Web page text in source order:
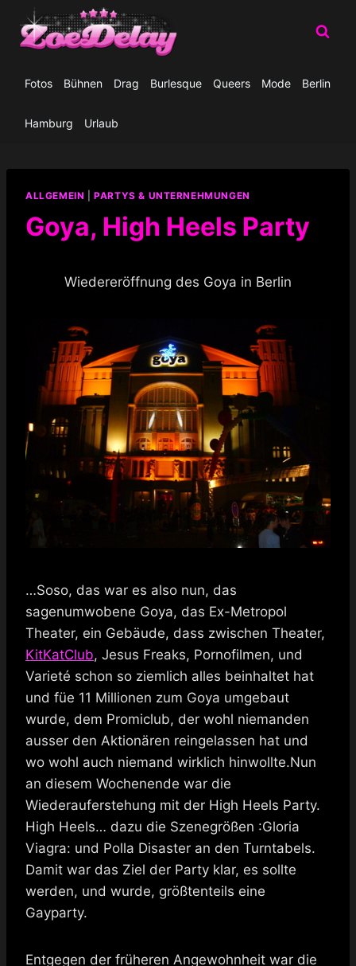
Inhalt
springen
Fotos Bühnen Drag Burlesque Queers Mode Berlin
Hamburg Urlaub
ALLGEMEIN |PARTYS & UNTERNEHMUNGEN
Goya, High Heels Party
Wiedereröffnung des Goya in Berlin
…Soso, das war es also nun, das
sagenumwobene Goya, das Ex-Metropol
Theater, ein Gebäude, dass zwischen Theater,
KitKatClub, Jesus Freaks, Pornofilmen, und
Varieté schon so ziemlich alles beinhaltet hat
und füe 11 Millionen zum Goya umgebaut
wurde, dem Promiclub, der wohl niemanden
ausser den Aktionären reingelassen hat und
wo wohl auch niemand wirklich hinwollte.Nun
an diesem Wochenende war die
Wiederauferstehung mit der High Heels Party.
High Heels… dazu die Szenegrößen :Gloria
Viagra: und Polla Disaster an den Turntabels.
Damit war das Ziel der Party klar, es sollte
werden, und wurde, größtenteils eine
Gayparty.
Entgegen der früheren Angewohnheit war die